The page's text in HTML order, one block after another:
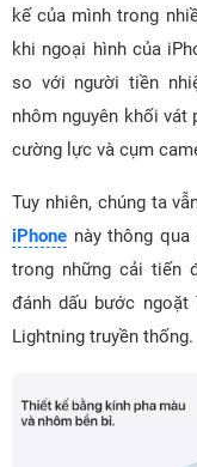
kế của mình trong
khi ngoại hình của
so với người tiền
nhôm nguyên khối vát
cường lực và cụm
Tuy nhiên, chúng ta
iPhone này thông
trong những cải tiến
đánh dấu bước
Lightning truyền thống.